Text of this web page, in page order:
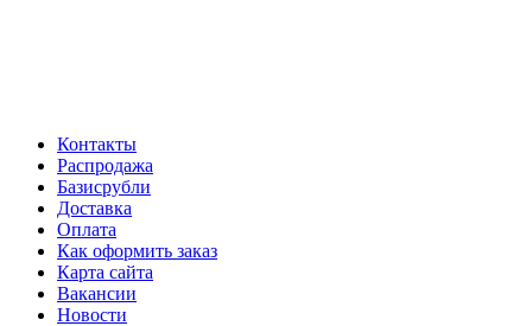
Контакты
Распродажа
Базисрубли
Доставка
Оплата
Как оформить заказ
Карта сайта
Вакансии
Новости